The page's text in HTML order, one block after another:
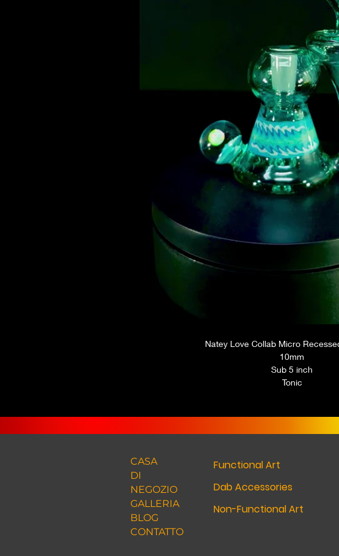
Natey Love Collab Micro
10mm
Sub 5 inch
Tonic
CASA
DI
NEGOZIO
GALLERIA
BLOG
CONTATTO
Functional Art
Dab Accessories
Non-Functional Art